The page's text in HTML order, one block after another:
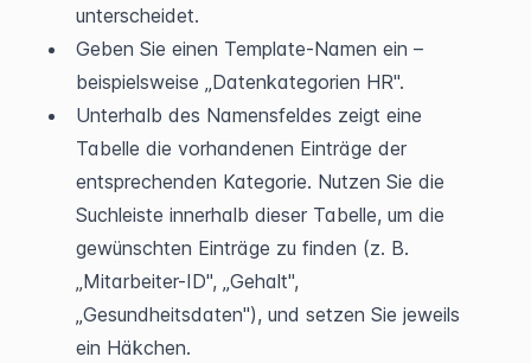
unterscheidet.
Geben Sie einen Template-Namen ein –
beispielsweise „Datenkategorien HR".
Unterhalb des Namensfeldes zeigt eine
Tabelle die vorhandenen Einträge der
entsprechenden Kategorie. Nutzen Sie die
Suchleiste innerhalb dieser Tabelle, um die
gewünschten Einträge zu finden (z. B.
„Mitarbeiter-ID", „Gehalt",
„Gesundheitsdaten"), und setzen Sie jeweils
ein Häkchen.